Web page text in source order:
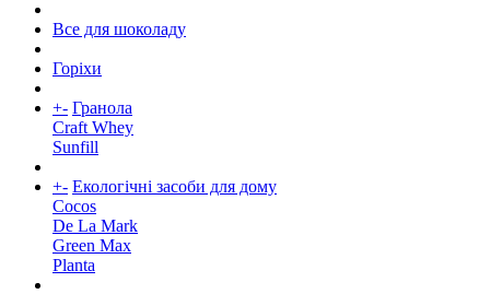
Все для шоколаду
Горіхи
+- Гранола
Craft Whey
Sunfill
+- Екологічні засоби для дому
Cocos
De La Mark
Green Max
Planta